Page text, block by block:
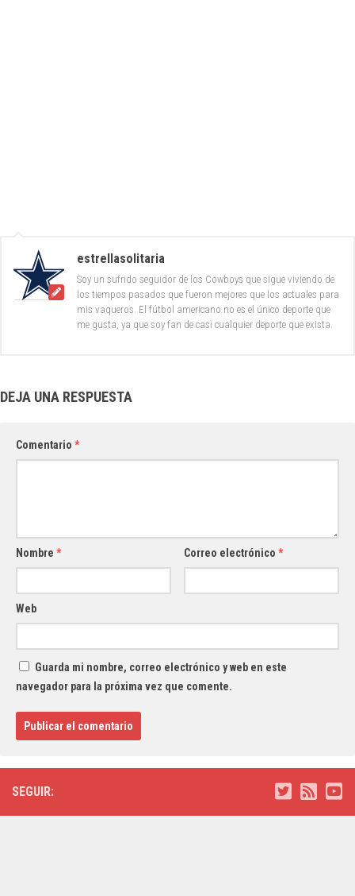
estrellasolitaria
Soy un sufrido seguidor de los Cowboys que sigue viviendo de
los tiempos pasados que fueron mejores que los actuales para
mis vaqueros. El fútbol americano no es el único deporte que
me gusta, ya que soy fan de casi cualquier deporte que exista.
DEJA UNA RESPUESTA
Comentario *
Nombre * Correo electrónico*
Web
Guarda mi nombre, correo electrónico y web en este
navegador para la próxima vez que comente.
SEGUIR: